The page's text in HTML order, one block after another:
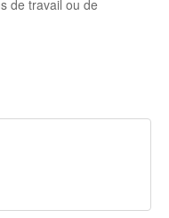
de travail ou de